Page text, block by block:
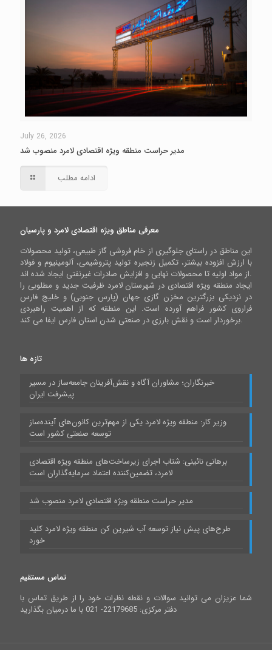
July 26, 2026
مدیر حراست منطقه ویژه اقتصادی لامرد منصوب شد
ادامه مطلب
معرفی مناطق ویژه اقتصادی لامرد و پارسیان
این مناطق در راستای جلوگیری از خام فروشی گاز طبیعی، تولید محصولات
با ارزش افزوده بیشتر، تکمیل زنجیره تولید پتروشیمی، آلومینیوم و فولاد
از مواد اولیه تا محصولات نهایی و افزایش صادرات غیرنفتی ایجاد شده اند.
ایجاد منطقه ویژه اقتصادی در شهرستان لامرد ظرفیت جدید و مطلوبی را
در نزدیکی بزرگترین مخزن گازی جهان (پارس جنوبی) و خلیج فارس
فراروی کشور فراهم آورده است. این منطقه که از اهمیت راهبردی
برخوردار است و نقش بارزی در صنعتی شدن استان فارس ایفا می کند.
تازه ها
خبرنگاران؛ مشاوران آگاه و نقش‌آفرینان جامعه‌ساز در مسیر
پیشرفت ایران
وزیر کار: منطقه ویژه لامرد یکی از مهم‌ترین کانون‌های آینده‌ساز
توسعه صنعتی کشور است
برهانی نائینی: شتاب اجرای زیرساخت‌های منطقه ویژه اقتصادی
لامرد، تضمین‌کننده اعتماد سرمایه‌گذاران است
مدیر حراست منطقه ویژه اقتصادی لامرد منصوب شد
طرح‌های پیش نیاز توسعه آب شیرین کن منطقه ویژه لامرد کلید
خورد
تماس مستقیم
شما عزیزان می توانید سوالات و نقطه نظرات خود را از طریق تماس با
دفتر مرکزی: 22179685- 021 با ما درمیان بگذارید